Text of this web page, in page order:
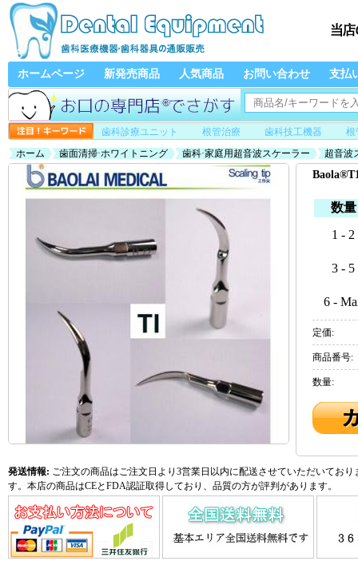
ホームページ 新発売商品 人気商品 お問い合わせ 支払
歯科診療ユニット 根管治療 歯科技工機器
根
ホーム
歯面清掃·ホワイトニング 歯科·家庭用超音波スケーラー 超音波
数量
1 - 2
3 - 5
6 -
定価:
商品番号:
数量:
発送情報: ご注文の商品はご注文日より3営業日以内に配送させていただいてお
す。本店の商品はCEとFDA認証取得しており、品質の方が評判があります。